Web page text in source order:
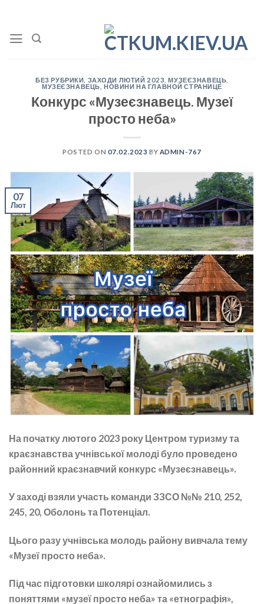
content
БЕЗ РУБРИКИ ЗАХОДИ ЛЮТИЙ 2023 ,МУЗЕЄЗНАВЕЦЬ
МУЗЕЄЗНАВЕЦЬ ,НОВИНИ НА ГЛАВНОЙ СТРАНИЦЕ
Конкурс «Музеєзнавець. Музеї
просто неба»
POSTED ON 07.02.2023 BY ADMIN-767
07
Лют
На початку лютого 2023 року Центром туризму та
краєзнавства учнівської молоді було проведено
районний краєзнавчий конкурс «Музеєзнавець».
У заході взяли участь команди ЗЗСО №№ 210, 252,
245, 20, Оболонь та Потенціал.
Цього разу учнівська молодь району вивчала тему
«Музеї просто неба».
Під час підготовки школярі ознайомились з
поняттями «музеї просто неба» та «етнографія»,